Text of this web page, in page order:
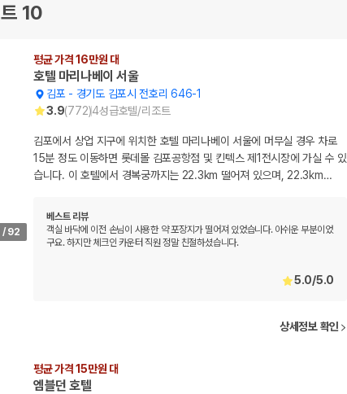
10
/ 92
평균 가격 16만원 대
호텔 마리나베이 서울
김포 - 경기도 김포시 전호리 646-1
3.9(772)4성급호텔/리조트
김포에서 상업 지구에 위치한 호텔 마리나베이 서울에 머무실 경우 차로
15분 정도 이동하면 롯데몰 김포공항점 및 킨텍스 제1전시장에 가실 수 있
습니다. 이 호텔에서 경복궁까지는 22.3km 떨어져 있으며, 22.3km…
베스트 리뷰
객실 바닥에 이전 손님이 사용한 약 포장지가 떨어져 있었습니다. 아쉬운 부분이었
구요. 하지만 체크인 카운터 직원 정말 친절하셨습니다.
5.0/5.0
상세정보 확인
평균 가격 15만원 대
엠블던 호텔